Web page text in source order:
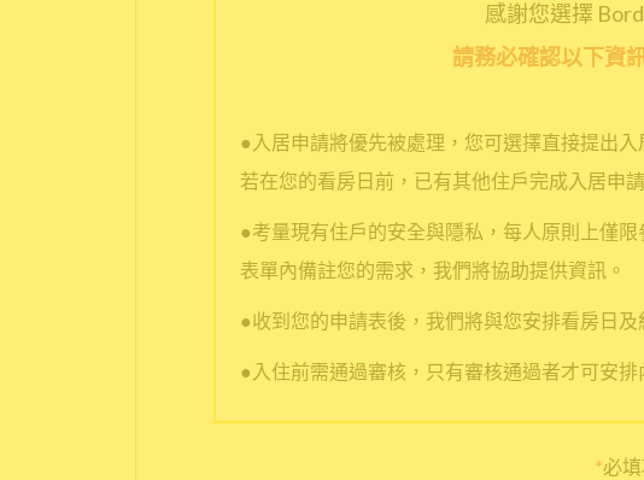
感謝您選擇
請務必確認以下資
●入居申請將優先被處理，您可選擇直接提出
若在您的看房日前，已有其他住戶完成入居申
●考量現有住戶的安全與隱私，每人原則上僅
表單內備註您的需求，我們將協助提供資訊。
●收到您的申請表後，我們將與您安排看房日
●入住前需通過審核，只有審核通過者才可安排
*必